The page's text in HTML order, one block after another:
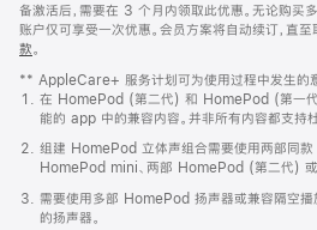
备激活后，需要在 3 个月内领取此优惠。无论购买
账户仅可享受一次优惠。会员方案将自动续订，直
款。
窗
口
中
打
开)
** AppleCare+ 服务计划可为使用过程中发生的
在 HomePod (第二代) 和 HomePod (第一代
能的 app 中的兼容内容。并非所有内容都支持杜
组建 HomePod 立体声组合需要使用两部同
HomePod mini、两部 HomePod (第二代)
需要使用多部 HomePod 扬声器或兼容隔空播
的扬声器。